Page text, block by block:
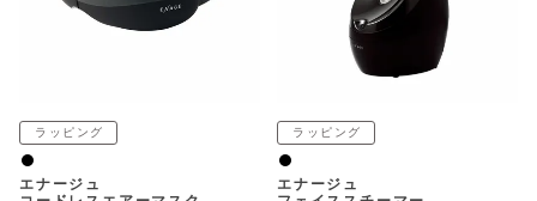
ラッピング
黒
エナージュ
ラッピング
黒
エナージュ